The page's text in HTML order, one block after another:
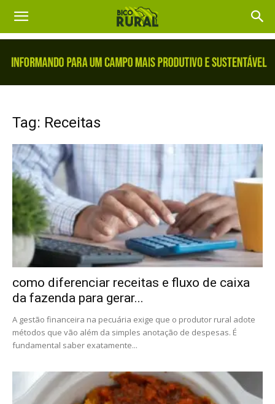
Tag: Receitas
como diferenciar receitas e fluxo de caixa
da fazenda para gerar...
A gestão financeira na pecuária exige que o produtor rural adote
métodos que vão além da simples anotação de despesas. É
fundamental saber exatamente...